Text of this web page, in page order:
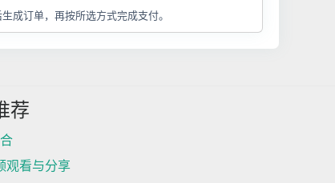
成订单，再按所选方式完成支付。
荐
观看与分享